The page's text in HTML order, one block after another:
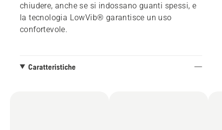
chiudere, anche se si indossano guanti spessi, e
la tecnologia LowVib® garantisce un uso
confortevole.
Caratteristiche